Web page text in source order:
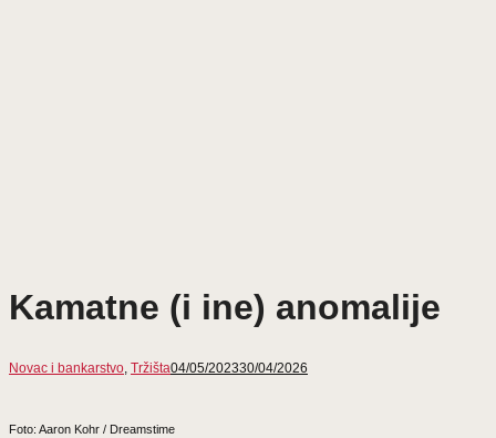
Kamatne (i ine) anomalije
Novac i bankarstvo, Tržišta04/05/202330/04/2026
Foto: Aaron Kohr / Dreamstime